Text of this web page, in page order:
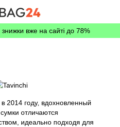
вже на сайті до 78%
2014 году, вдохновленный
отличаются
идеально подходя для